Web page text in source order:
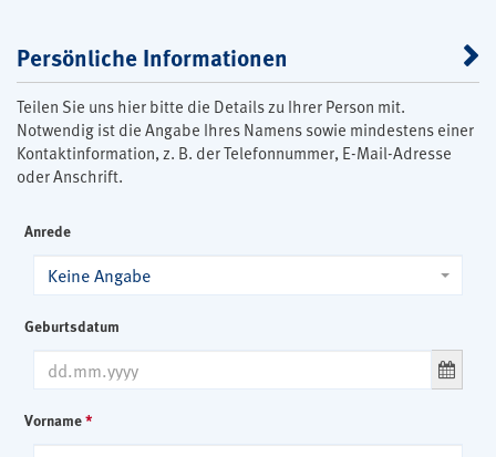
Persönliche Informationen
Teilen Sie uns hier bitte die Details zu Ihrer Person mit.
Notwendig ist die Angabe Ihres Namens sowie mindestens einer
Kontaktinformation, z. B. der Telefonnummer, E-Mail-Adresse
oder Anschrift.
Anrede
Keine Angabe
Geburtsdatum
Vorname*